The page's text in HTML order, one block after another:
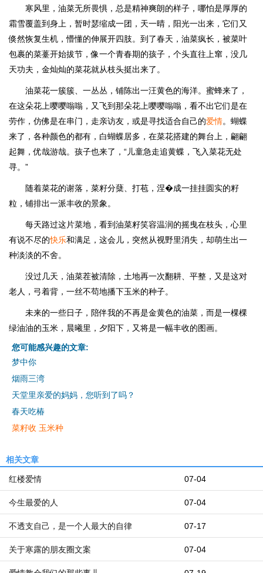
寒风里，油菜无所畏惧，总是精神爽朗的样子，哪怕是厚厚的
霜雪覆盖到身上，暂时瑟缩成一团，天一晴，阳光一出来，它们又
倏然恢复生机，懵懂的伸展开四肢。到了春天，油菜疯长，被菜叶
包裹的菜薹开始拔节，像一个青春期的孩子，个头直往上窜，没几
天功夫，金灿灿的菜花就从枝头挺出来了。
油菜花一簇簇、一丛丛，铺陈出一汪黄色的海洋。蜜蜂来了，
在这朵花上嘤嘤嗡嗡，又飞到那朵花上嘤嘤嗡嗡，看不出它们是在
劳作，仿佛是在串门，走亲访友，或是寻找适合自己的爱情。蝴蝶
来了，各种颜色的都有，白蝴蝶居多，在菜花搭建的舞台上，翩翩
起舞，优哉游哉。孩子也来了，“儿童急走追黄蝶，飞入菜花无处
寻。”
随着菜花的谢落，菜籽分蘖、打苞，涅�成一挂挂圆实的籽
粒，铺排出一派丰收的景象。
每天路过这片菜地，看到油菜籽笑容温润的摇曳在枝头，心里
有说不尽的快乐和满足，这会儿，突然从视野里消失，却萌生出一
种淡淡的不舍。
没过几天，油菜茬被清除，土地再一次翻耕、平整，又是这对
老人，弓着背，一丝不苟地播下玉米的种子。
未来的一些日子，陪伴我的不再是金黄色的油菜，而是一棵棵
绿油油的玉米，晨曦里，夕阳下，又将是一幅丰收的图画。
您可能感兴趣的文章:
梦中你
烟雨三湾
天堂里亲爱的妈妈，您听到了吗？
春天吃椿
菜籽收 玉米种
相关文章
07-04
红楼爱情
07-04
今生最爱的人
07-17
不透支自己，是一个人最大的自律
07-04
关于寒露的朋友圈文案